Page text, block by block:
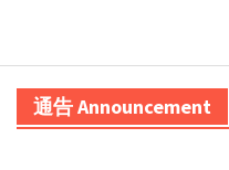
通告 Announcement